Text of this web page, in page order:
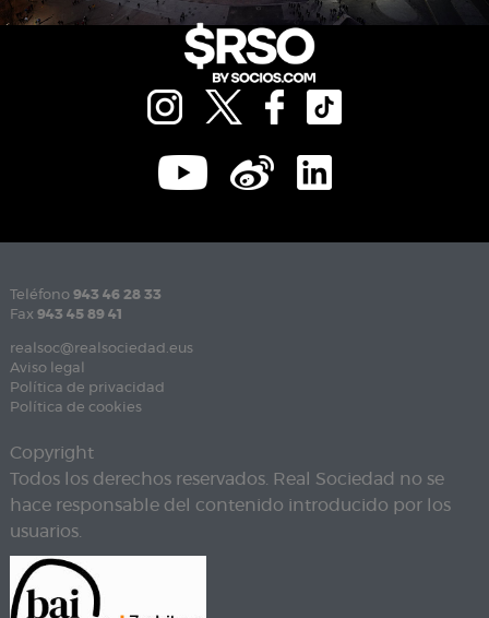
Teléfono 943 46 28 33
Fax 943 45 89 41
realsoc@realsociedad.eus
Aviso legal
Política de privacidad
Política de cookies
Copyright
Todos los derechos reservados. Real Sociedad no se
hace responsable del contenido introducido por los
usuarios.